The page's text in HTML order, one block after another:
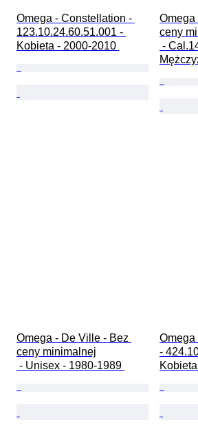
Omega - Constellation -
123.10.24.60.51.001 -
Kobieta - 2000-2010
Omega
ceny
Omega - De Ville - Bez
ceny minimalnej
- Unisex - 1980-1989
-